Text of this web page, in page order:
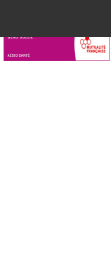
contenu
principal